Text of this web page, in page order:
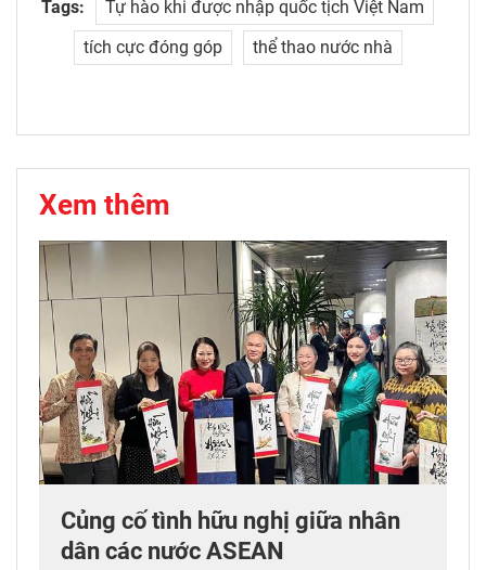
Tags:
Tự hào khi được nhập quốc tịch Việt Nam
tích cực đóng góp
thể thao nước nhà
Xem thêm
Củng cố tình hữu nghị giữa nhân
dân các nước ASEAN